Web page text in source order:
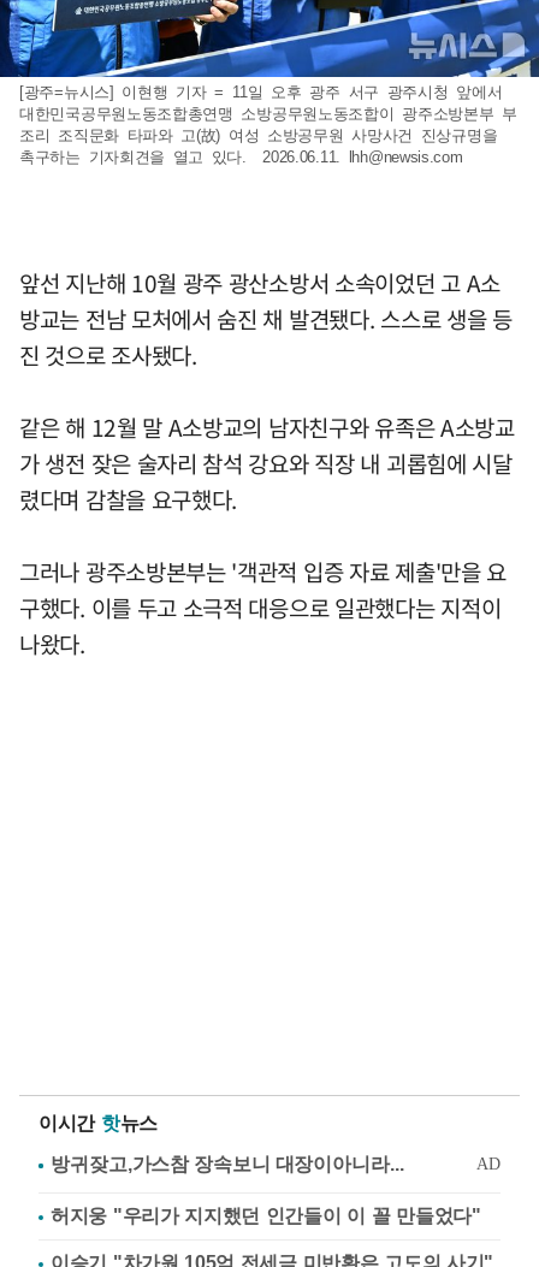
[광주=뉴시스] 이현행 기자 = 11일 오후 광주 서구 광주시청 앞에서
대한민국공무원노동조합총연맹 소방공무원노동조합이 광주소방본부 부
조리 조직문화 타파와 고(故) 여성 소방공무원 사망사건 진상규명을
촉구하는 기자회견을 열고 있다. 2026.06.11.
lhh@newsis.com
앞선 지난해 10월 광주 광산소방서 소속이었던 고 A소
방교는 전남 모처에서 숨진 채 발견됐다. 스스로 생을 등
진 것으로 조사됐다.
같은 해 12월 말 A소방교의 남자친구와 유족은 A소방교
가 생전 잦은 술자리 참석 강요와 직장 내 괴롭힘에 시달
렸다며 감찰을 요구했다.
그러나 광주소방본부는 '객관적 입증 자료 제출'만을 요
구했다. 이를 두고 소극적 대응으로 일관했다는 지적이
나왔다.
이시간 핫뉴스
허지웅 "우리가 지지했던 인간들이 이 꼴 만들었다"